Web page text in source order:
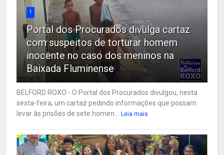
1
Portal dos Procurados divulga cartaz
com suspeitos de torturar homem
inocente no caso dos meninos na
Baixada Fluminense
BELFORD ROXO - O Portal dos Procurados divulgou, nesta
sexta-feira, um cartaz pedindo informações que possam
levar às prisões de sete homen...
Leia mais